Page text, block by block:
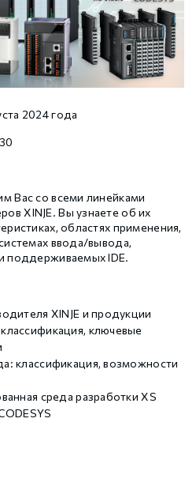
2024 года
Вас со всеми линейками
XINJE. Вы узнаете об их
областях применения,
ввода/вывода,
поддерживаемых IDE.
XINJE и продукции
ключевые
классификация, возможности
среда разработки XS
WoMaster
Высокоточные
(высоковольтные
контуром)
(Modbus RTU, с
(Modbus RTU, с
замкнутым контуром
разомкнутым контуром